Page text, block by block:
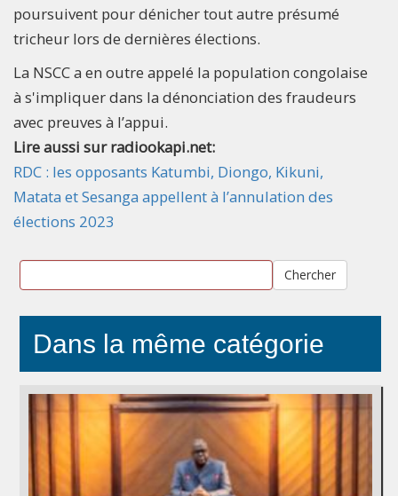
poursuivent pour dénicher tout autre présumé
tricheur lors de dernières élections.
La NSCC a en outre appelé la population congolaise
à s'impliquer dans la dénonciation des fraudeurs
avec preuves à l’appui.
Lire aussi sur radiookapi.net:
RDC : les opposants Katumbi, Diongo, Kikuni,
Matata et Sesanga appellent à l’annulation des
élections 2023
Chercher
Dans la même catégorie